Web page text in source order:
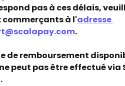
pas à ces délais,
à l'adresse
.
de remboursement
peut pas être effectué via